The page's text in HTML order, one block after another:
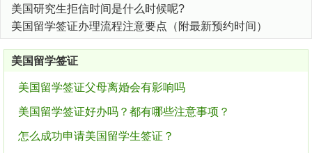
美国研究生拒信时间是什么时候呢?
美国留学签证办理流程注意要点（附最新预约时间）
美国留学签证
美国留学签证父母离婚会有影响吗
美国留学签证好办吗？都有哪些注意事项？
怎么成功申请美国留学生签证？